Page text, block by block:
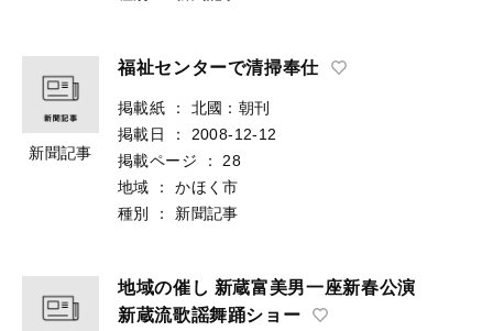
新聞記事
福祉センターで清掃奉仕
掲載紙 ：
北國：朝刊
掲載日
：
2008-12-12
掲載ページ
：
28
地域
：
かほく市
種別
： 新聞記事
地域の催し 新蔵富美男一座新春公演
新蔵流歌謡舞踊ショー